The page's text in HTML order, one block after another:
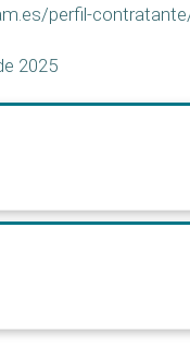
perfil-
2025